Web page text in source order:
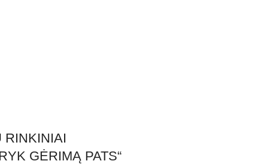
RINKINIAI
GĖRIMĄ PATS“